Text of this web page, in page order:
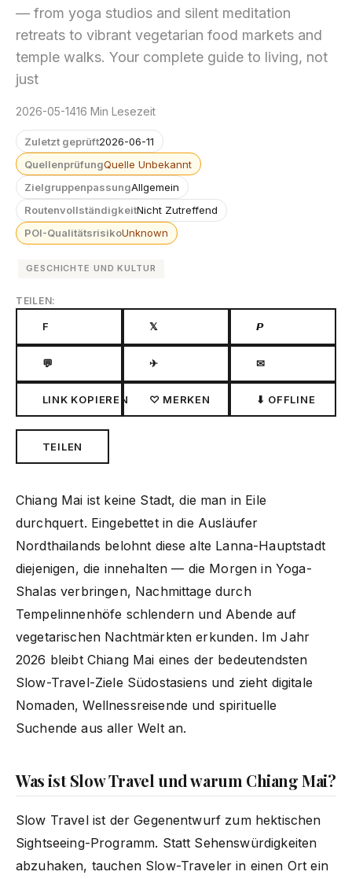
— from yoga studios and silent meditation
retreats to vibrant vegetarian food markets and
temple walks. Your complete guide to living, not
just
2026-05-1416 Min Lesezeit
Zuletzt geprüft2026-06-11
QuellenprüfungQuelle Unbekannt
ZielgruppenpassungAllgemein
RoutenvollständigkeitNicht Zutreffend
POI-QualitätsrisikoUnknown
GESCHICHTE UND KULTUR
TEILEN:
F 𝕏 𝙋
💬 ✈ ✉
LINK KOPIEREN ♡ MERKEN ⬇ OFFLINE
TEILEN
Chiang Mai ist keine Stadt, die man in Eile
durchquert. Eingebettet in die Ausläufer
Nordthailands belohnt diese alte Lanna-Hauptstadt
diejenigen, die innehalten — die Morgen in Yoga-
Shalas verbringen, Nachmittage durch
Tempelinnenhöfe schlendern und Abende auf
vegetarischen Nachtmärkten erkunden. Im Jahr
2026 bleibt Chiang Mai eines der bedeutendsten
Slow-Travel-Ziele Südostasiens und zieht digitale
Nomaden, Wellnessreisende und spirituelle
Suchende aus aller Welt an.
Was ist Slow Travel und warum Chiang Mai?
Slow Travel ist der Gegenentwurf zum hektischen
Sightseeing-Programm. Statt Sehenswürdigkeiten
abzuhaken, tauchen Slow-Traveler in einen Ort ein